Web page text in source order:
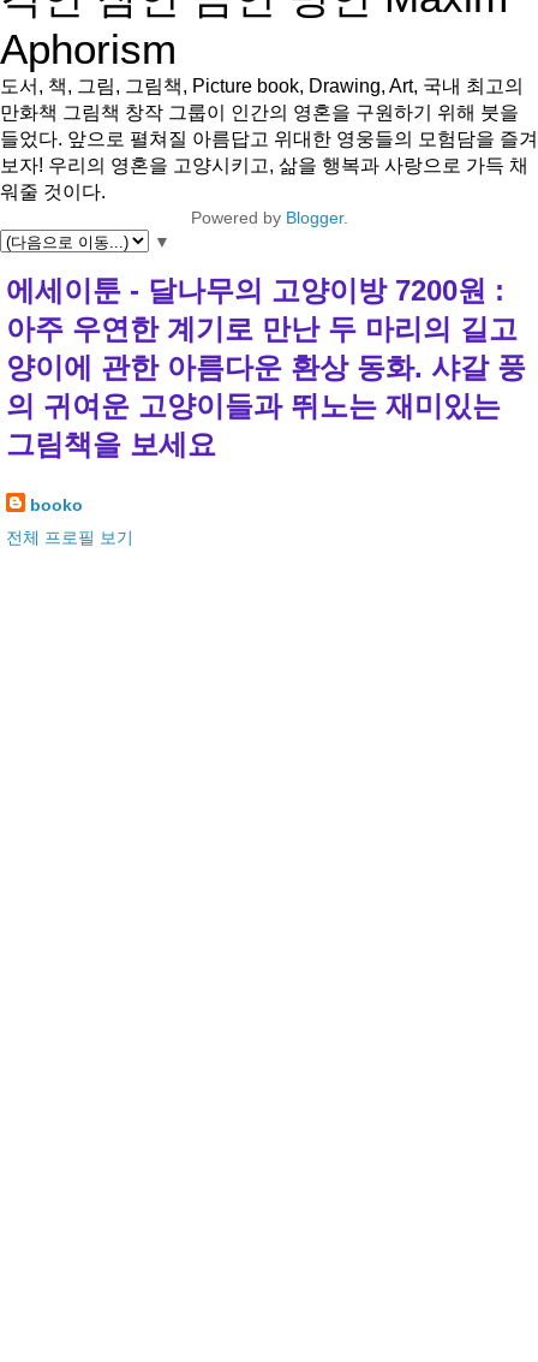
Aphorism
도서, 책, 그림, 그림책, Picture book, Drawing, Art, 국내 최고의
만화책 그림책 창작 그룹이 인간의 영혼을 구원하기 위해 붓을
들었다. 앞으로 펼쳐질 아름답고 위대한 영웅들의 모험담을 즐겨
보자! 우리의 영혼을 고양시키고, 삶을 행복과 사랑으로 가득 채
워줄 것이다.
Powered by Blogger.
▼
에세이툰 - 달나무의 고양이방 7200원 :
아주 우연한 계기로 만난 두 마리의 길고
양이에 관한 아름다운 환상 동화. 샤갈 풍
의 귀여운 고양이들과 뛰노는 재미있는
그림책을 보세요
booko
전체 프로필 보기